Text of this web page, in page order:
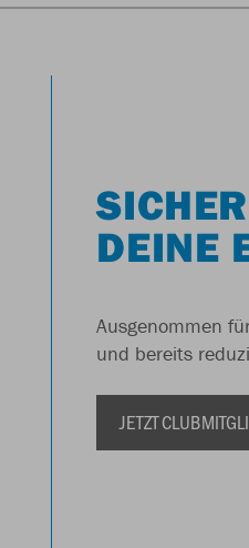
DEINE
Ausgenommen
und bereits
JETZT